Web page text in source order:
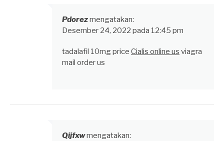
Pdorezmengatakan:
Desember 24, 2022 pada 12:45 pm
tadalafil 10mg price Cialis online us viagra
mail order us
Qijfxwmengatakan: